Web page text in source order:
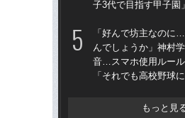
子3代で目指す甲子園」
「好んで坊主なのに
んでしょうか」神村
音…スマホ使用ルー
「それでも高校野球
もっと見